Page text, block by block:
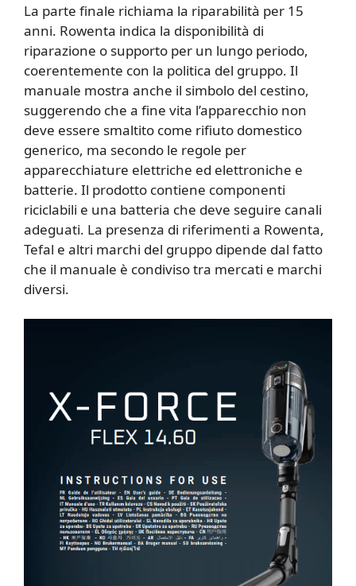
La parte finale richiama la riparabilità per 15
anni. Rowenta indica la disponibilità di
riparazione o supporto per un lungo periodo,
coerentemente con la politica del gruppo. Il
manuale mostra anche il simbolo del cestino,
suggerendo che a fine vita l’apparecchio non
deve essere smaltito come rifiuto domestico
generico, ma secondo le regole per
apparecchiature elettriche ed elettroniche e
batterie. Il prodotto contiene componenti
riciclabili e una batteria che deve seguire canali
adeguati. La presenza di riferimenti a Rowenta,
Tefal e altri marchi del gruppo dipende dal fatto
che il manuale è condiviso tra mercati e marchi
diversi.